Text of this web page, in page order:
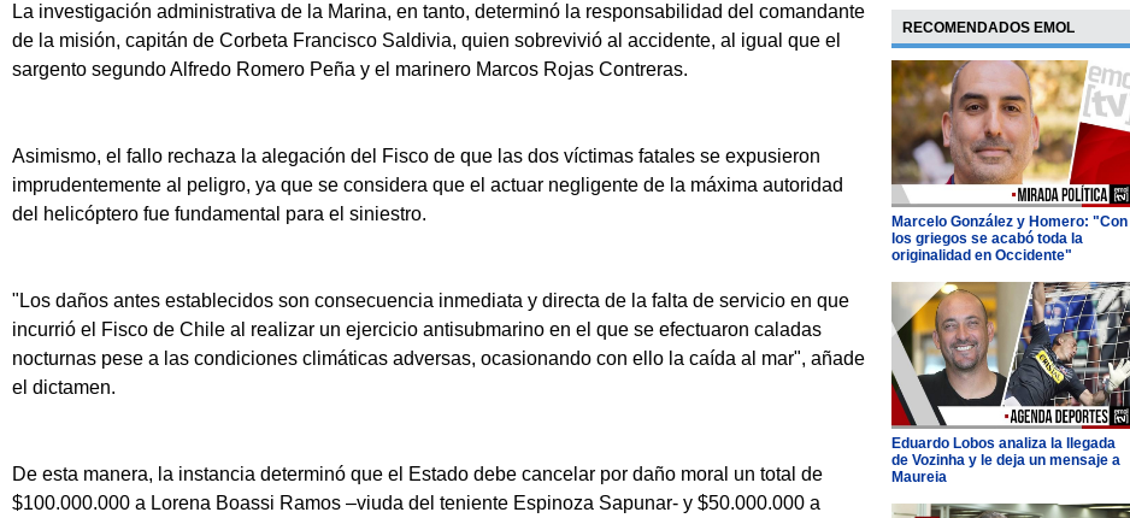
La investigación administrativa de la Marina, en tanto, determinó la responsabilidad del comandante
de la misión, capitán de Corbeta Francisco Saldivia, quien sobrevivió al accidente, al igual que el
sargento segundo Alfredo Romero Peña y el marinero Marcos Rojas Contreras.
Asimismo, el fallo rechaza la alegación del Fisco de que las dos víctimas fatales se expusieron
imprudentemente al peligro, ya que se considera que el actuar negligente de la máxima autoridad
del helicóptero fue fundamental para el siniestro.
"Los daños antes establecidos son consecuencia inmediata y directa de la falta de servicio en que
incurrió el Fisco de Chile al realizar un ejercicio antisubmarino en el que se efectuaron caladas
nocturnas pese a las condiciones climáticas adversas, ocasionando con ello la caída al mar", añade
el dictamen.
De esta manera, la instancia determinó que el Estado debe cancelar por daño moral un total de
$100.000.000 a Lorena Boassi Ramos –viuda del teniente Espinoza Sapunar- y $50.000.000 a
RECOMENDADOS EMOL
Marcelo González y Homero: "Con
los griegos se acabó toda la
originalidad en Occidente"
Eduardo Lobos analiza la llegada
de Vozinha y le deja un mensaje a
Maureia